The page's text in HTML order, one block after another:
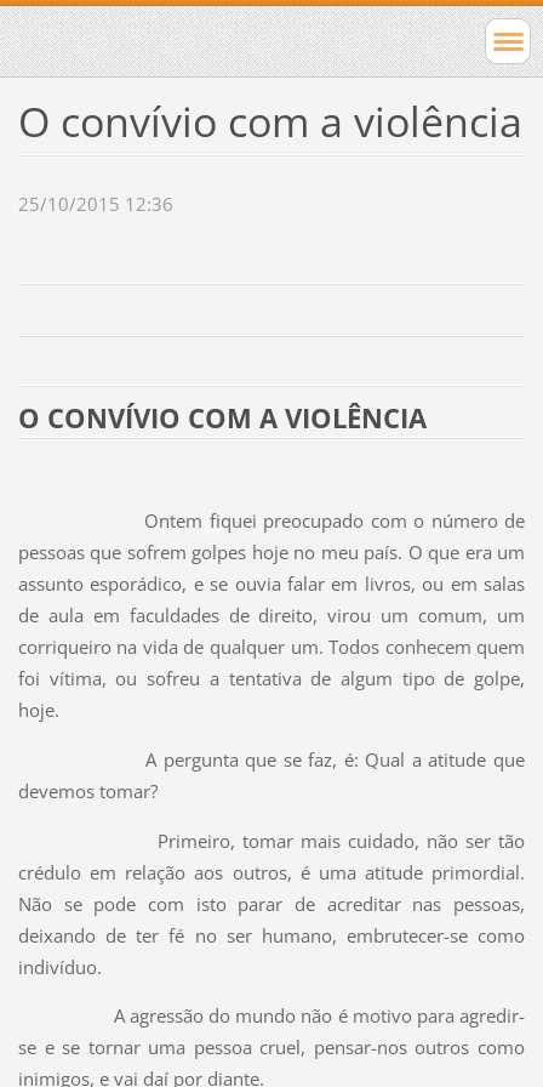
O convívio com a violência
25/10/2015 12:36
O CONVÍVIO COM A VIOLÊNCIA
Ontem fiquei preocupado com o número de
pessoas que sofrem golpes hoje no meu país. O que era um
assunto esporádico, e se ouvia falar em livros, ou em salas
de aula em faculdades de direito, virou um comum, um
corriqueiro na vida de qualquer um. Todos conhecem quem
foi vítima, ou sofreu a tentativa de algum tipo de golpe,
hoje.
A pergunta que se faz, é: Qual a atitude que
devemos tomar?
Primeiro, tomar mais cuidado, não ser tão
crédulo em relação aos outros, é uma atitude primordial.
Não se pode com isto parar de acreditar nas pessoas,
deixando de ter fé no ser humano, embrutecer-se como
indivíduo.
A agressão do mundo não é motivo para agredir-
se e se tornar uma pessoa cruel, pensar-nos outros como
inimigos, e vai daí por diante.